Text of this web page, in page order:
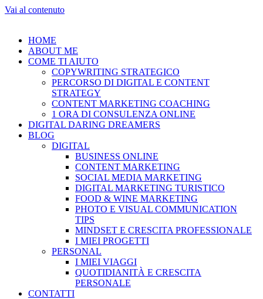
Vai al contenuto
HOME
ABOUT ME
COME TI AIUTO
COPYWRITING STRATEGICO
PERCORSO DI DIGITAL E CONTENT
STRATEGY
CONTENT MARKETING COACHING
1 ORA DI CONSULENZA ONLINE
DIGITAL DARING DREAMERS
BLOG
DIGITAL
BUSINESS ONLINE
CONTENT MARKETING
SOCIAL MEDIA MARKETING
DIGITAL MARKETING TURISTICO
FOOD & WINE MARKETING
PHOTO E VISUAL COMMUNICATION
TIPS
MINDSET E CRESCITA PROFESSIONALE
I MIEI PROGETTI
PERSONAL
I MIEI VIAGGI
QUOTIDIANITÀ E CRESCITA
PERSONALE
CONTATTI